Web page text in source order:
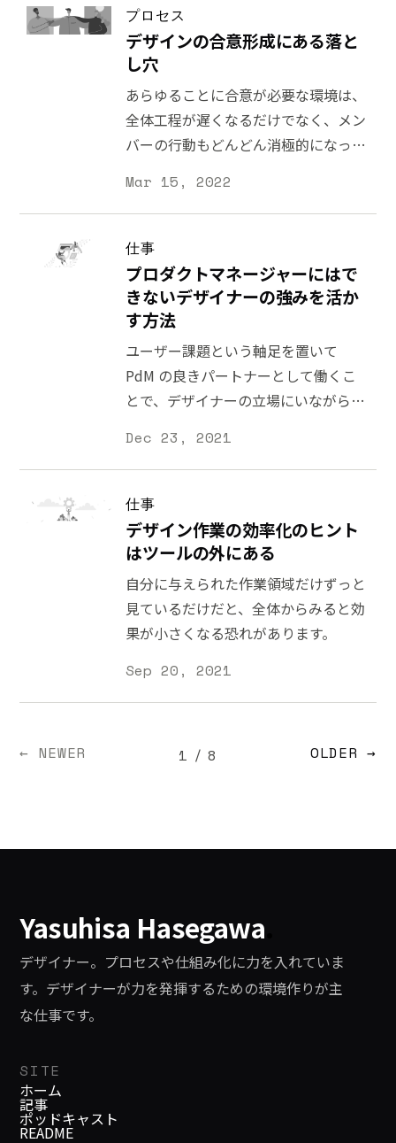
プロセス
デザインの合意形成にある落と
し穴
あらゆることに合意が必要な環境は、
全体工程が遅くなるだけでなく、メン
バーの行動もどんどん消極的になって
Mar 15, 2022
仕事
プロダクトマネージャーにはで
きないデザイナーの強みを活か
す方法
ユーザー課題という軸足を置いて
PdM の良きパートナーとして働くこ
とで、デザイナーの立場にいながらプ
ができます。
Dec 23, 2021
仕事
デザイン作業の効率化のヒント
はツールの外にある
自分に与えられた作業領域だけずっと
見ているだけだと、全体からみると効
果が小さくなる恐れがあります。
Sep 20, 2021
← NEWER 1 / 8 OLDER →
Yasuhisa Hasegawa
デザイナー。プロセスや仕組み化に力を入れていま
す。デザイナーが力を発揮するための環境作りが主
な仕事です。
SITE
ホーム
記事
ポッドキャスト
README